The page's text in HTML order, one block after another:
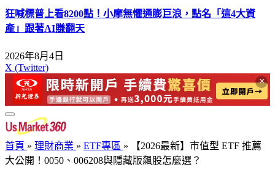
狂喊標普上看8200點！小摩無懼通膨巨浪，點名「這4大資
產」跟著AI賺翻天
2026年8月4日
X (Twitter)
×
首頁 » 理財商業 » ETF專區 »
【2026最新】市值型 ETF 推薦
大公開！0050、006208與隱藏版飆股怎麼選？